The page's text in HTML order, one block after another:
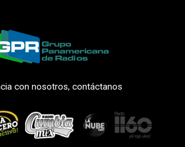
con nosotros, contáctanos